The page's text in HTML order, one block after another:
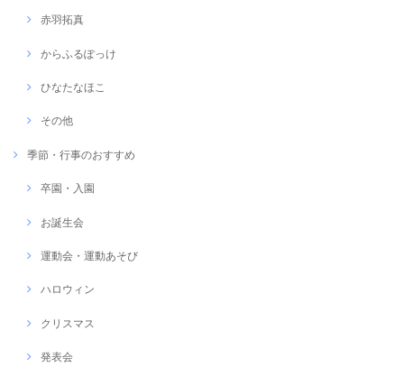
赤羽拓真
からふるぽっけ
ひなたなほこ
その他
季節・行事のおすすめ
卒園・入園
お誕生会
運動会・運動あそび
ハロウィン
クリスマス
発表会